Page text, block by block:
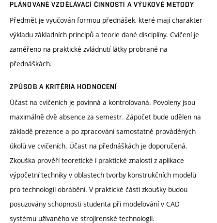
PLÁNOVANÉ VZDĚLÁVACÍ ČINNOSTI A VÝUKOVÉ METODY
Předmět je vyučován formou přednášek, které mají charakter
výkladu základních principů a teorie dané disciplíny. Cvičení je
zaměřeno na praktické zvládnutí látky probrané na
přednáškách.
ZPŮSOB A KRITÉRIA HODNOCENÍ
Účast na cvičeních je povinná a kontrolovaná. Povoleny jsou
maximálně dvě absence za semestr. Zápočet bude udělen na
základě prezence a po zpracování samostatně prováděných
úkolů ve cvičeních. Účast na přednáškách je doporučená.
Zkouška prověří teoretické i praktické znalosti z aplikace
výpočetní techniky v oblastech tvorby konstrukčních modelů
pro technologii obrábění. V praktické části zkoušky budou
posuzovány schopnosti studenta při modelování v CAD
systému užívaného ve strojírenské technologii.